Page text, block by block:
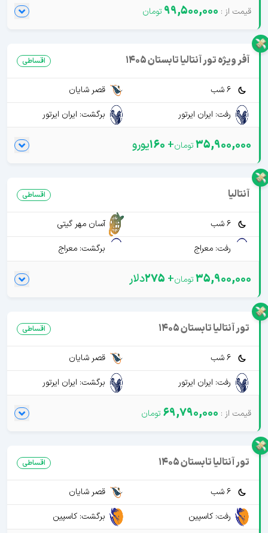
99,500,000
آفر ویژه تور آنتالیا تابستان 1405 اقساطی
6 شب
قصر شایان
رفت: ایران ایرتور
برگشت: ایران ایرتور
35,900,000
+
160یورو
آنتالیا اقساطی
6 شب
آسان مهر گیتی
رفت: معراج
برگشت: معراج
35,900,000
+
275دلار
تور آنتالیا تابستان 1405 اقساطی
6 شب
قصر شایان
رفت: ایران ایرتور
برگشت: ایران ایرتور
69,790,000
تور آنتالیا تابستان 1405 اقساطی
6 شب
قصر شایان
رفت: کاسپین
برگشت: کاسپین